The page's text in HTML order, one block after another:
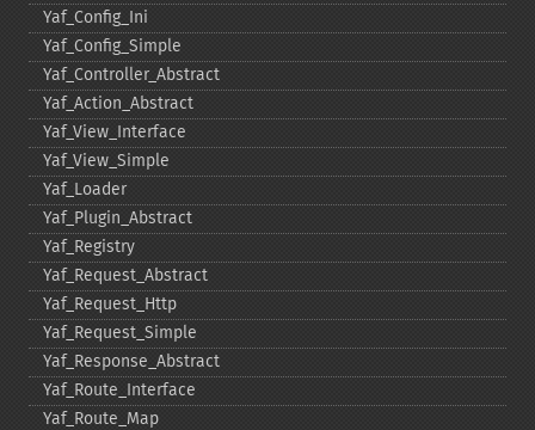
Yaf_​Config_​Ini
Yaf_​Config_​Simple
Yaf_​Controller_​Abstract
Yaf_​Action_​Abstract
Yaf_​View_​Interface
Yaf_​View_​Simple
Yaf_​Loader
Yaf_​Plugin_​Abstract
Yaf_​Registry
Yaf_​Request_​Abstract
Yaf_​Request_​Http
Yaf_​Request_​Simple
Yaf_​Response_​Abstract
Yaf_​Route_​Interface
Yaf_​Route_​Map